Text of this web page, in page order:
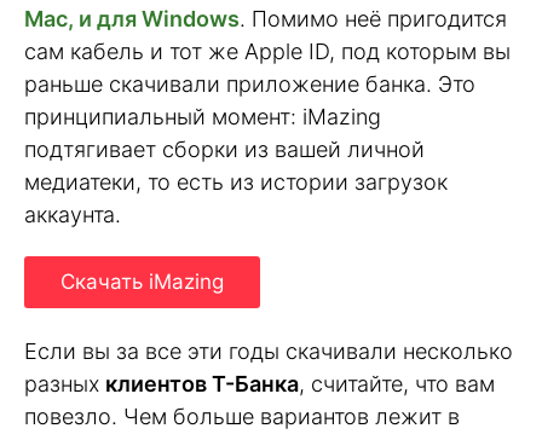
Mac, и для Windows. Помимо неё пригодится
сам кабель и тот же Apple ID, под которым вы
раньше скачивали приложение банка. Это
принципиальный момент: iMazing
подтягивает сборки из вашей личной
медиатеки, то есть из истории загрузок
аккаунта.
Скачать iMazing
Если вы за все эти годы скачивали несколько
разных клиентов Т-Банка, считайте, что вам
повезло. Чем больше вариантов лежит в